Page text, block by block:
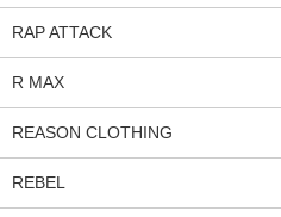
RAP ATTACK
R MAX
REASON CLOTHING
REBEL